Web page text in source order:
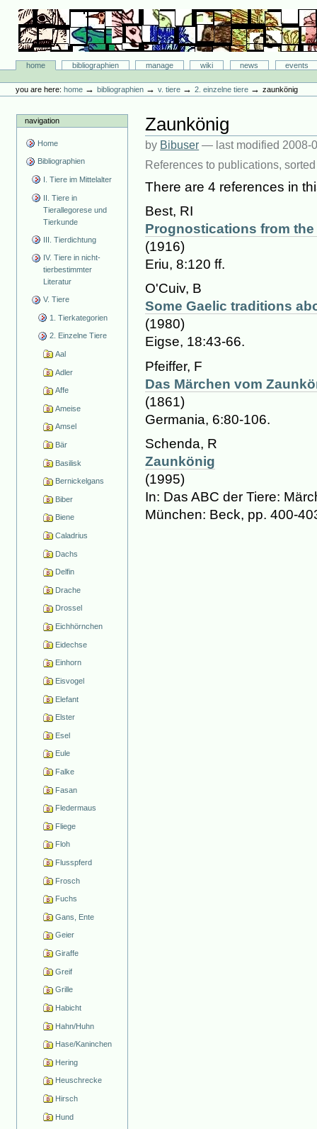
content.
navigation
Bibliographie-Portal
Sectionshome bibliographien manage wiki news
events
tools
you are here: home →bibliographien →v. tiere →2. einzelne tiere →zaunkönig
navigation
Home
Bibliographien
I. Tiere im Mittelalter
II. Tiere in
Tierallegorese und
Tierkunde
III. Tierdichtung
IV. Tiere in nicht-
tierbestimmter
Literatur
V. Tiere
1. Tierkategorien
2. Einzelne Tiere
Aal
Adler
Affe
Ameise
Amsel
Bär
Basilisk
Bernickelgans
Biber
Biene
Caladrius
Dachs
Delfin
Drache
Drossel
Eichhörnchen
Eidechse
Einhorn
Eisvogel
Elefant
Elster
Esel
Eule
Falke
Fasan
Fledermaus
Fliege
Floh
Flusspferd
Frosch
Fuchs
Gans, Ente
Geier
Giraffe
Greif
Grille
Habicht
Hahn/Huhn
Hase/Kaninchen
Hering
Heuschrecke
Hirsch
Hund
Zaunkönig
by Bibuser — last modified2008-
References to publications,
There are 4 references in
Best, RI
Prognostications from
(1916)
Eriu, 8:120 ff.
O'Cuiv, B
Some Gaelic traditions
(1980)
Eigse, 18:43-66.
Pfeiffer, F
Das Märchen vom
(1861)
Germania, 6:80-106.
Schenda, R
Zaunkönig
(1995)
In: Das ABC der Tiere:
München: Beck, pp. 400-